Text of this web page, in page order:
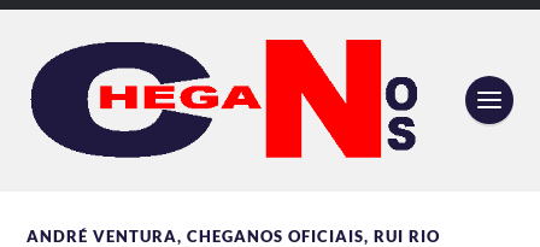
ANDRÉ VENTURA,CHEGANOS OFICIAIS,RUI RIO